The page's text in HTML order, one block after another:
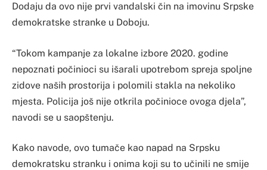
Dodaju da ovo nije prvi vandalski čin na imovinu Srpske
demokratske stranke u Doboju.
“Tokom kampanje za lokalne izbore 2020. godine
nepoznati počinioci su išarali upotrebom spreja spoljne
zidove naših prostorija i polomili stakla na nekoliko
mjesta. Policija još nije otkrila počinioce ovoga djela”,
navodi se u saopštenju.
Kako navode, ovo tumače kao napad na Srpsku
demokratsku stranku i onima koji su to učinili ne smije